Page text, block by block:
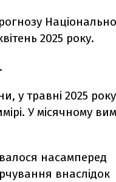
2025 року.
у травні 2025 року
У місячному
насамперед
внаслідок